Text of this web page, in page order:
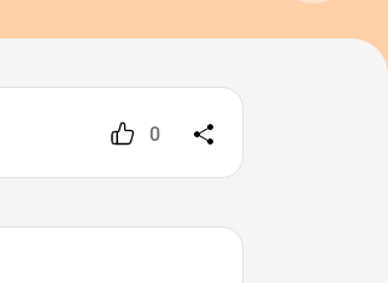
0